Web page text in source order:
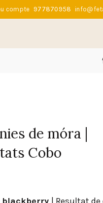
compte 977870958
de móra |
Cobo